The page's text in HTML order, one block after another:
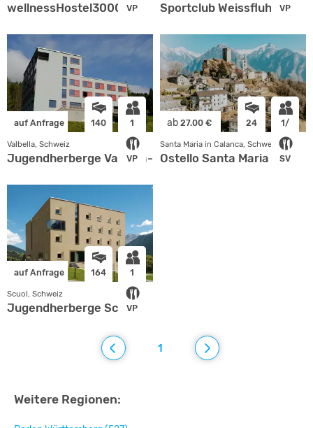
VP
wellnessHostel3000 VP
Sportclub Weissfluh
auf Anfrage 140 1
VP
Valbella, Schweiz
Jugendherberge Valbella-Lenzerheide
ab 27.00 € 24 1/
SV
Santa Maria in Calanca, Schweiz
Ostello Santa Maria
auf Anfrage 164 1
VP
Scuol, Schweiz
Jugendherberge Scuol
1
Weitere Regionen: